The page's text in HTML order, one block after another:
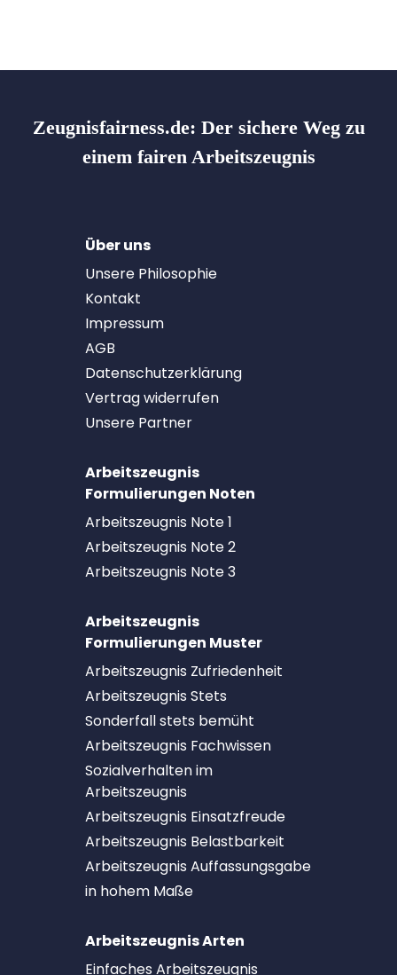
Zeugnisfairness.de: Der sichere Weg zu
einem fairen Arbeitszeugnis
Über uns
Unsere Philosophie
Kontakt
Impressum
AGB
Datenschutzerklärung
Vertrag widerrufen
Unsere Partner
Arbeitszeugnis
Formulierungen Noten
Arbeitszeugnis Note 1
Arbeitszeugnis Note 2
Arbeitszeugnis Note 3
Arbeitszeugnis
Formulierungen Muster
Arbeitszeugnis Zufriedenheit
Arbeitszeugnis Stets
Sonderfall stets bemüht
Arbeitszeugnis Fachwissen
Sozialverhalten im
Arbeitszeugnis
Arbeitszeugnis Einsatzfreude
Arbeitszeugnis Belastbarkeit
Arbeitszeugnis Auffassungsgabe
in hohem Maße
Arbeitszeugnis Arten
Einfaches Arbeitszeugnis